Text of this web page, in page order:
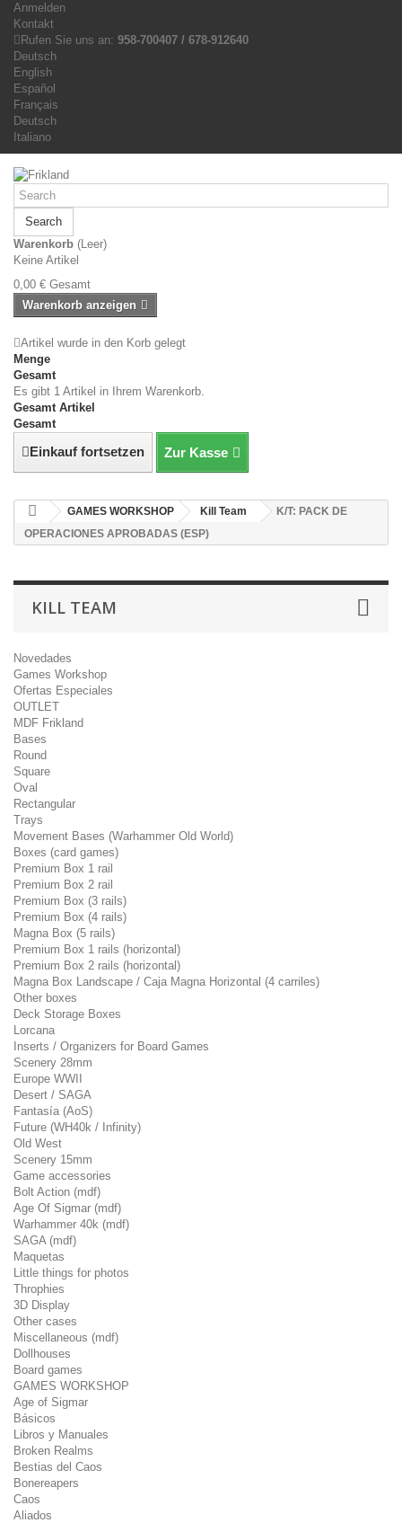
Anmelden
Kontakt
Rufen Sie uns an: 958-700407 / 678-912640
Deutsch
English
Español
Français
Deutsch
Italiano
Search
Warenkorb (Leer)
Keine Artikel
0,00 € Gesamt
Warenkorb anzeigen
Artikel wurde in den Korb gelegt
Menge
Gesamt
Es gibt 1 Artikel in Ihrem Warenkorb.
Gesamt Artikel
Gesamt
Einkauf fortsetzen Zur Kasse
GAMES WORKSHOP Kill Team
K/T: PACK DE
OPERACIONES APROBADAS (ESP)
KILL TEAM
Novedades
Games Workshop
Ofertas Especiales
OUTLET
MDF Frikland
Bases
Round
Square
Oval
Rectangular
Trays
Movement Bases (Warhammer Old World)
Boxes (card games)
Premium Box 1 rail
Premium Box 2 rail
Premium Box (3 rails)
Premium Box (4 rails)
Magna Box (5 rails)
Premium Box 1 rails (horizontal)
Premium Box 2 rails (horizontal)
Magna Box Landscape / Caja Magna Horizontal (4 carriles)
Other boxes
Deck Storage Boxes
Lorcana
Inserts / Organizers for Board Games
Scenery 28mm
Europe WWII
Desert / SAGA
Fantasía (AoS)
Future (WH40k / Infinity)
Old West
Scenery 15mm
Game accessories
Bolt Action (mdf)
Age Of Sigmar (mdf)
Warhammer 40k (mdf)
SAGA (mdf)
Maquetas
Little things for photos
Throphies
3D Display
Other cases
Miscellaneous (mdf)
Dollhouses
Board games
GAMES WORKSHOP
Age of Sigmar
Básicos
Libros y Manuales
Broken Realms
Bestias del Caos
Bonereapers
Caos
Aliados